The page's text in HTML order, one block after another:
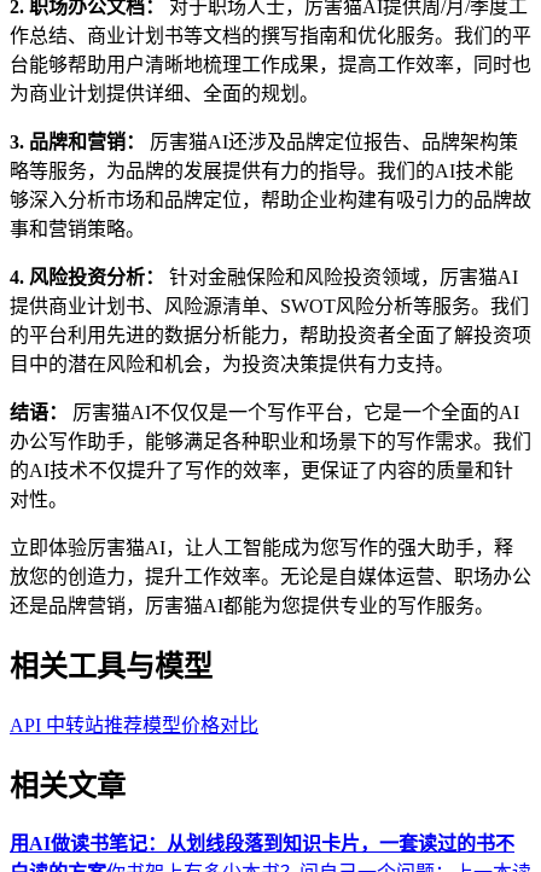
2. 职场办公文档：
对于职场人士，厉害猫AI提供周/月/季度工
作总结、商业计划书等文档的撰写指南和优化服务。我们的平
台能够帮助用户清晰地梳理工作成果，提高工作效率，同时也
为商业计划提供详细、全面的规划。
3. 品牌和营销：
厉害猫AI还涉及品牌定位报告、品牌架构策
略等服务，为品牌的发展提供有力的指导。我们的AI技术能
够深入分析市场和品牌定位，帮助企业构建有吸引力的品牌故
事和营销策略。
4. 风险投资分析：
针对金融保险和风险投资领域，厉害猫AI
提供商业计划书、风险源清单、SWOT风险分析等服务。我们
的平台利用先进的数据分析能力，帮助投资者全面了解投资项
目中的潜在风险和机会，为投资决策提供有力支持。
结语：
厉害猫AI不仅仅是一个写作平台，它是一个全面的AI
办公写作助手，能够满足各种职业和场景下的写作需求。我们
的AI技术不仅提升了写作的效率，更保证了内容的质量和针
对性。
立即体验厉害猫AI，让人工智能成为您写作的强大助手，释
放您的创造力，提升工作效率。无论是自媒体运营、职场办公
还是品牌营销，厉害猫AI都能为您提供专业的写作服务。
相关工具与模型
API 中转站推荐模型价格对比
相关文章
用AI做读书笔记：从划线段落到知识卡片，一套读过的书不